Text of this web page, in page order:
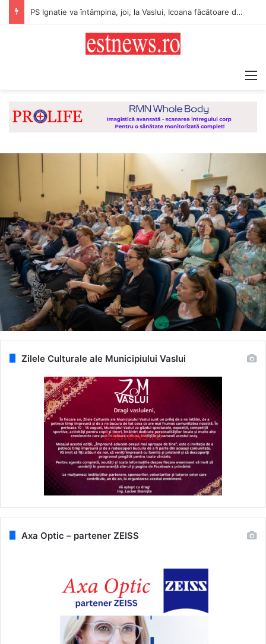
PS Ignatie va întâmpina, joi, la Vaslui, Icoana făcătoare de minuni a Maicii Domnului, de la Mănăstirea Hadâmbu
Zilele Culturale ale Municipiului Vaslui
Axa Optic – partener ZEISS